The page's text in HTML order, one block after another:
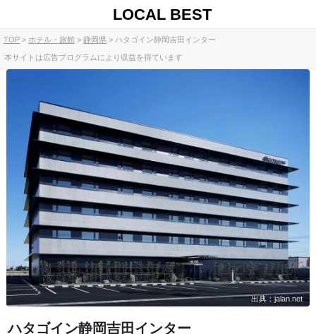
LOCAL BEST
TOP ホテル・旅館 静岡県 ハタゴイン静岡吉田インター
本サイトは広告プログラムにより収益を得ています
出典：jalan.net
ハタゴイン静岡吉田インター